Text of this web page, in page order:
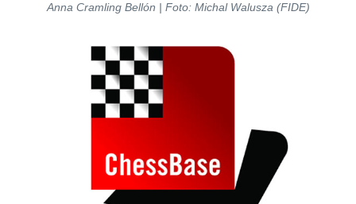
Anna Cramling Bellón | Foto: Michal Walusza (FIDE)